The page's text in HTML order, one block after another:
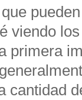
viendo
primera
cantidad